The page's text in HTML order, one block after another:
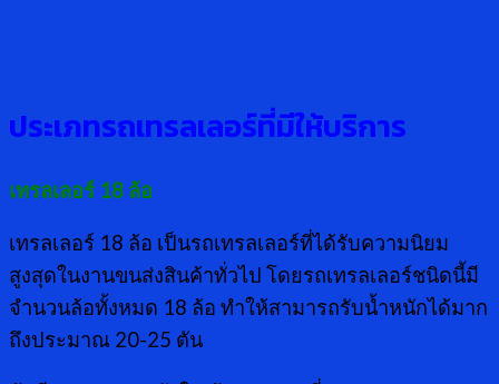
ประเภทรถเทรลเลอร์ที่มีให้บริการ
เทรลเลอร์ 18 ล้อ
เทรลเลอร์ 18 ล้อ เป็นรถเทรลเลอร์ที่ได้รับความนิยม
สูงสุดในงานขนส่งสินค้าทั่วไป โดยรถเทรลเลอร์ชนิดนี้มี
จำนวนล้อทั้งหมด 18 ล้อ ทำให้สามารถรับน้ำหนักได้มาก
ถึงประมาณ 20-25 ตัน